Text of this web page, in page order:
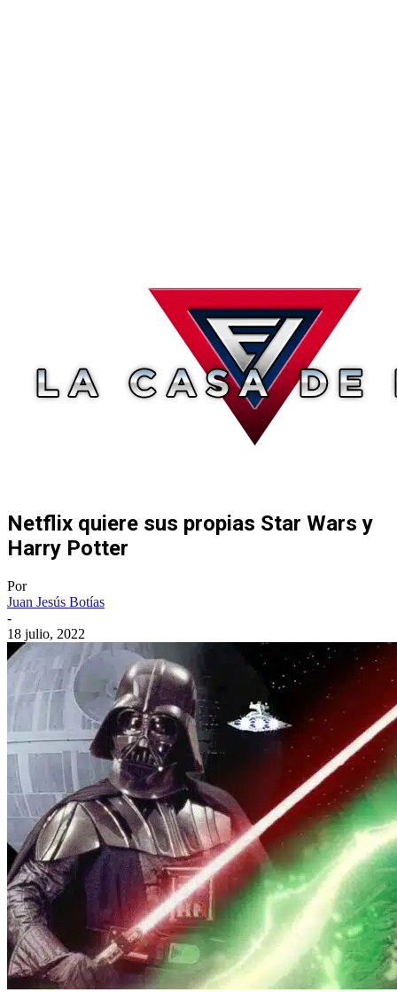
Netflix quiere sus propias Star Wars y
Harry Potter
Por
Juan Jesús Botías
-
18 julio, 2022